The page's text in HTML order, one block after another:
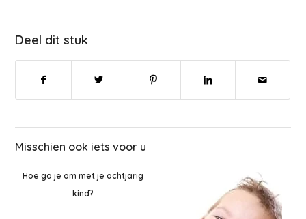
Deel dit stuk
Misschien ook iets voor u
Hoe ga je om met je achtjarig
kind?